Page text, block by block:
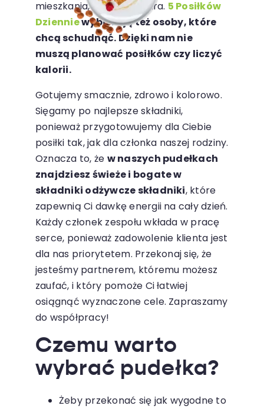
mieszkania, domu lub biura. 5 Posiłków
Dzienniewybierają też osoby, które
chcą schudnąć. Dzięki nam nie
muszą planować posiłków czy liczyć
kalorii.
Gotujemy smacznie, zdrowo i kolorowo.
Sięgamy po najlepsze składniki,
ponieważ przygotowujemy dla Ciebie
posiłki tak, jak dla członka naszej rodziny.
Oznacza to, że w naszych pudełkach
znajdziesz świeże i bogate w
składniki odżywcze składniki, które
zapewnią Ci dawkę energii na cały dzień.
Każdy członek zespołu wkłada w pracę
serce, ponieważ zadowolenie klienta jest
dla nas priorytetem. Przekonaj się, że
jesteśmy partnerem, któremu możesz
zaufać, i który pomoże Ci łatwiej
osiągnąć wyznaczone cele. Zapraszamy
do współpracy!
Czemu warto
wybrać pudełka?
Żeby przekonać się jak wygodne to